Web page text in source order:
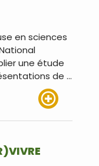
en sciences
une étude
de …